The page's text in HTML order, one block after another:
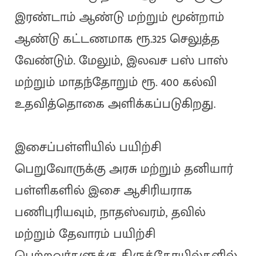
இரண்டாம் ஆண்டு மற்றும் மூன்றாம்
ஆண்டு கட்டணமாக ரூ.325 செலுத்த
வேண்டும். மேலும், இலவச பஸ் பாஸ்
மற்றும் மாதந்தோறும் ரூ. 400 கல்வி
உதவித்தொகை அளிக்கப்படுகிறது.
இசைப்பள்ளியில் பயிற்சி
பெறுவோருக்கு அரசு மற்றும் தனியார்
பள்ளிகளில் இசை ஆசிரியராக
பணிபுரியவும், நாதஸ்வரம், தவில்
மற்றும் தேவாரம் பயிற்சி